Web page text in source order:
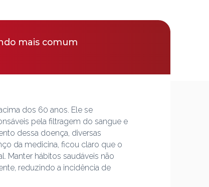
mais comum
dos 60 anos. Ele se
pela filtragem do sangue e
dessa doença, diversas
da medicina, ficou claro que o
Manter hábitos saudáveis não
reduzindo a incidência de